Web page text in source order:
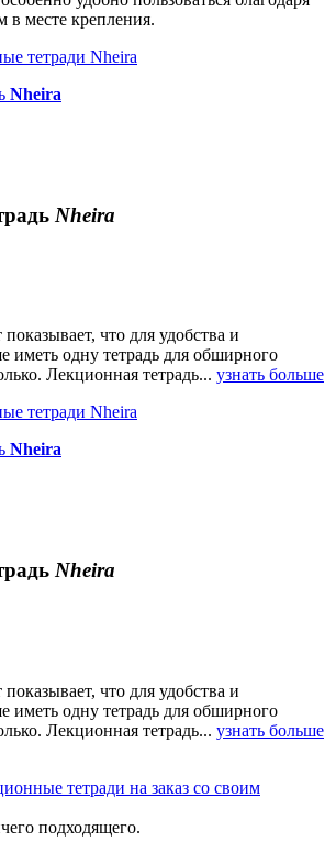
в месте крепления.
Nheira
Nheira
что для удобства и
иметь одну тетрадь для обширного
Лекционная тетрадь... узнать больше
Nheira
Nheira
что для удобства и
иметь одну тетрадь для обширного
Лекционная тетрадь... узнать больше
тетради на заказ со своим
подходящего.